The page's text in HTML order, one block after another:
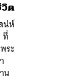
ต
น่ห์
ที่
ระ
น